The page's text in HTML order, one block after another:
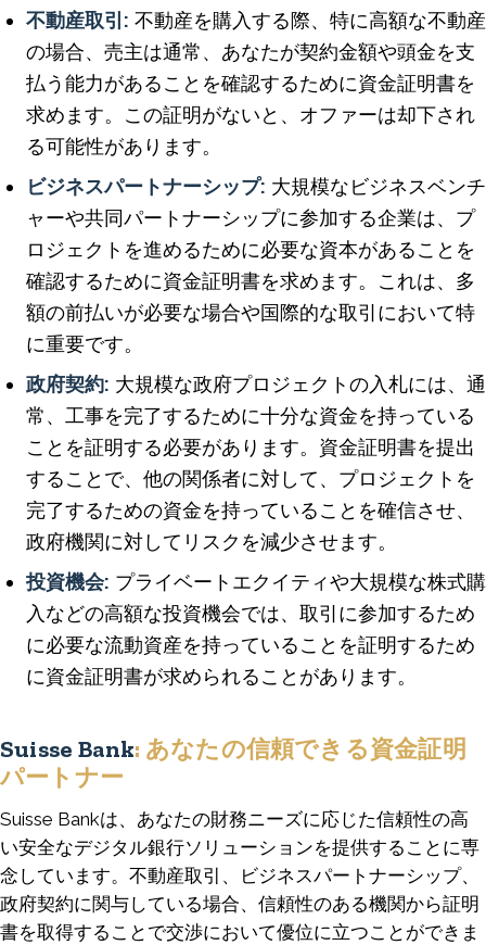
不動産取引: 不動産を購入する際、特に高額な不動産
の場合、売主は通常、あなたが契約金額や頭金を支
払う能力があることを確認するために資金証明書を
求めます。この証明がないと、オファーは却下され
る可能性があります。
ビジネスパートナーシップ: 大規模なビジネスベンチ
ャーや共同パートナーシップに参加する企業は、プ
ロジェクトを進めるために必要な資本があることを
確認するために資金証明書を求めます。これは、多
額の前払いが必要な場合や国際的な取引において特
に重要です。
政府契約: 大規模な政府プロジェクトの入札には、通
常、工事を完了するために十分な資金を持っている
ことを証明する必要があります。資金証明書を提出
することで、他の関係者に対して、プロジェクトを
完了するための資金を持っていることを確信させ、
政府機関に対してリスクを減少させます。
投資機会: プライベートエクイティや大規模な株式購
入などの高額な投資機会では、取引に参加するため
に必要な流動資産を持っていることを証明するため
に資金証明書が求められることがあります。
Suisse Bank: あなたの信頼できる資金証明
パートナー
Suisse Bankは、あなたの財務ニーズに応じた信頼性の高
い安全なデジタル銀行ソリューションを提供することに専
念しています。不動産取引、ビジネスパートナーシップ、
政府契約に関与している場合、信頼性のある機関から証明
書を取得することで交渉において優位に立つことができま